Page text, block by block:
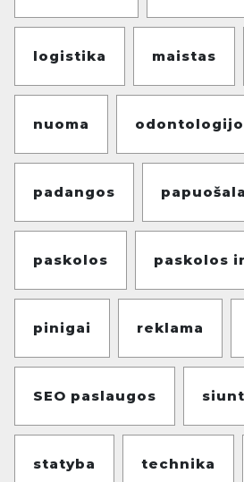
logistika maistas
nuoma
padangos
paskolos paskolos
pinigai reklama
SEO paslaugos
statyba technika